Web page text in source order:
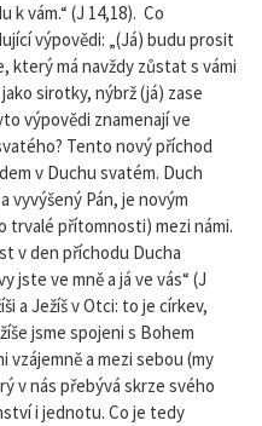
k vám.“ (J 14,18). Co
výpovědi: „(Já) budu prosit
který má navždy zůstat s vámi
sirotky, nýbrž (já) zase
výpovědi znamenají ve
Tento nový příchod
v Duchu svatém. Duch
vyvýšený Pán, je novým
trvalé přítomnosti) mezi námi.
v den příchodu Ducha
jste ve mně a já ve vás“ (J
a Ježíš v Otci: to je církev,
jsme spojeni s Bohem
vzájemně a mezi sebou (my
v nás přebývá skrze svého
i jednotu. Co je tedy